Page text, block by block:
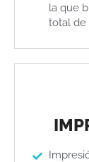
la que
total de